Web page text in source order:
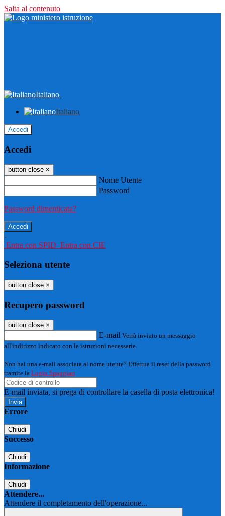
Salta al contenuto
Italiano
Italiano
Accedi
Accedi
button close ×
Nome Utente
Password
Password dimenticata?
-
Entra con SPID Entra con CIE
Seleziona utente
button close ×
Recupero password
button close ×
E-mail Verrà inviato un messaggio
all'indirizzo indicato con le istruzioni necessarie.
Non hai una e-mail associata al nome utente? Effettua il reset della password
tramite la Login Spaggiari
E-mail inviata, si prega di controllare la casella di posta elettronica!
Errore
Chiudi
Successo
Chiudi
Informazione
Chiudi
Attendere...
Attendere il completamento dell'operazione...